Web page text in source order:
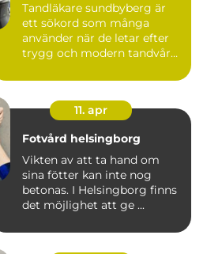
Tandläkare sundbyberg är
ett sökord som många
använder när de letar efter
trygg och modern tandvård
11. apr
Fotvård helsingborg
Vikten av att ta hand om
sina fötter kan inte nog
betonas. I Helsingborg finns
det möjlighet att ge ...